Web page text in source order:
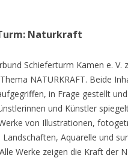
Naturkraft
Schieferturm Kamen e.
NATURKRAFT. Beide
in Frage gestellt
und Künstler
von Illustrationen,
Aquarelle und
Werke zeigen die Kraft der